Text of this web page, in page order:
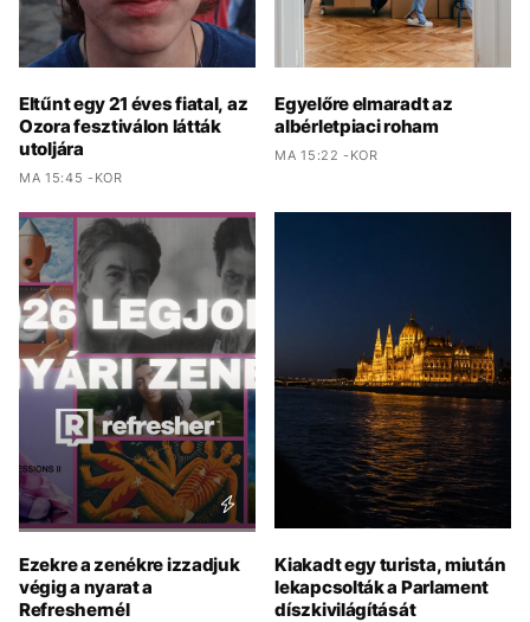
Eltűnt egy 21 éves fiatal, az
Ozora fesztiválon látták
utoljára
MA 15:45 -KOR
Egyelőre elmaradt az
albérletpiaci roham
MA 15:22 -KOR
Ezekre a zenékre izzadjuk
végig a nyarat a
Refreshernél
Kiakadt egy turista, miután
lekapcsolták a Parlament
díszkivilágítását